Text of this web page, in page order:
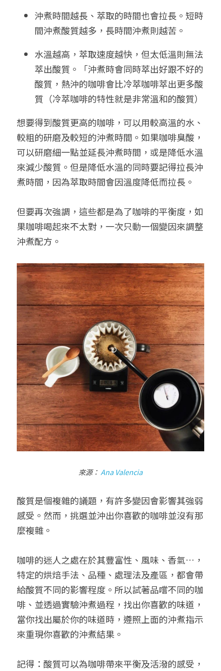
沖煮時間越長、萃取的時間也會拉長。短時
間沖煮酸質越多，長時間沖煮則越苦。
水溫越高，萃取速度越快，但太低溫則無法
萃出酸質。「沖煮時會同時萃出好跟不好的
酸質，熱沖的咖啡會比冷萃咖啡萃出更多酸
質（冷萃咖啡的特性就是非常溫和的酸質）
想要得到酸質更高的咖啡，可以用較高溫的水、
較粗的研磨及較短的沖煮時間。如果咖啡臭酸，
可以研磨細一點並延長沖煮時間，或是降低水溫
來減少酸質。但是降低水溫的同時要記得拉長沖
煮時間，因為萃取時間會因溫度降低而拉長。
但要再次強調，這些都是為了咖啡的平衡度，如
果咖啡喝起來不太對，一次只動一個變因來調整
沖煮配方。
來源： Ana Valencia
酸質是個複雜的議題，有許多變因會影響其強弱
感受。然而，挑選並沖出你喜歡的咖啡並沒有那
麼複雜。
咖啡的迷人之處在於其豐富性、風味、香氣…，
特定的烘焙手法、品種、處理法及產區，都會帶
給酸質不同的影響程度。所以試著品嚐不同的咖
啡、並透過實驗沖煮過程，找出你喜歡的味道，
當你找出屬於你的味道時，遵照上面的沖煮指示
來重現你喜歡的沖煮結果。
記得：酸質可以為咖啡帶來平衡及活潑的感受，